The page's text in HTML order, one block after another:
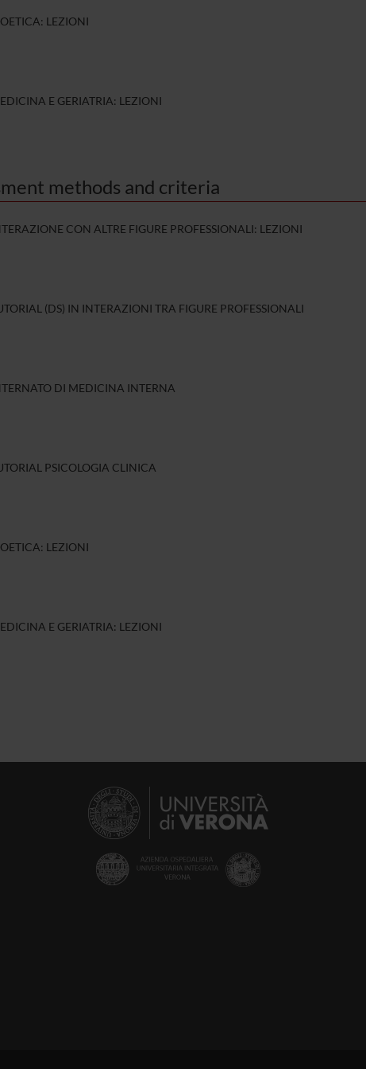
LEZIONI
E GERIATRIA: LEZIONI
methods and criteria
CON ALTRE FIGURE PROFESSIONALI: LEZIONI
(DS) IN INTERAZIONI TRA FIGURE PROFESSIONALI
DI MEDICINA INTERNA
PSICOLOGIA CLINICA
LEZIONI
E GERIATRIA: LEZIONI